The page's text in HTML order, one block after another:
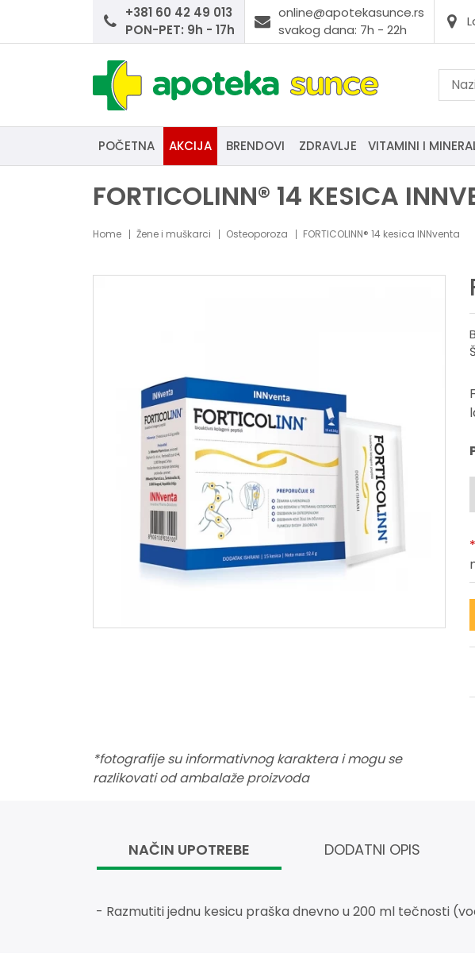
+381 60 42 49 013
PON-PET: 9h - 17h
online@apotekasunce.rs
svakog dana: 7h - 22h
POČETNA AKCIJA BRENDOVI ZDRAVLJE VITAMINI I
FORTICOLINN® 14 KESICA
Home Žene i muškarci Osteoporoza FORTICOLINN® 14 kesica INNventa
*fotografije su informativnog karaktera i mogu se
razlikovati od ambalaže proizvoda
NAČIN UPOTREBE DODATNI OPIS
- Razmutiti jednu kesicu praška dnevno u 200 ml tečnosti